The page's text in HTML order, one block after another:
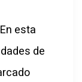
esta
de